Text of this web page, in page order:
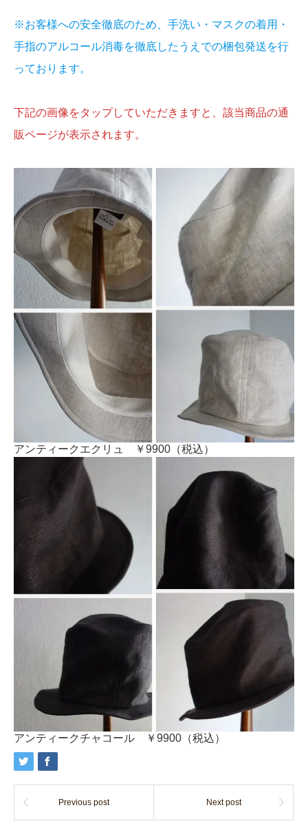
※お客様への安全徹底のため、手洗い・マスクの着用・
手指のアルコール消毒を徹底したうえでの梱包発送を行
っております。
下記の画像をタップしていただきますと、該当商品の通
販ページが表示されます。
アンティークエクリュ ￥9900（税込）
アンティークチャコール ￥9900（税込）
Previous post Next post